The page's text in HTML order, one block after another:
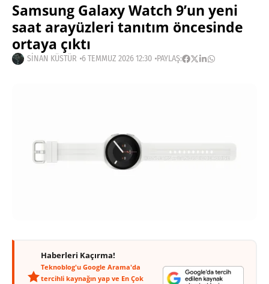
Samsung Galaxy Watch 9’un yeni
saat arayüzleri tanıtım öncesinde
ortaya çıktı
SINAN KÜSTÜR 6 TEMMUZ 2026 12:30 PAYLAŞ:
Haberleri Kaçırma!
Teknoblog'u Google Arama'da
tercihli kaynağın yap ve En Çok